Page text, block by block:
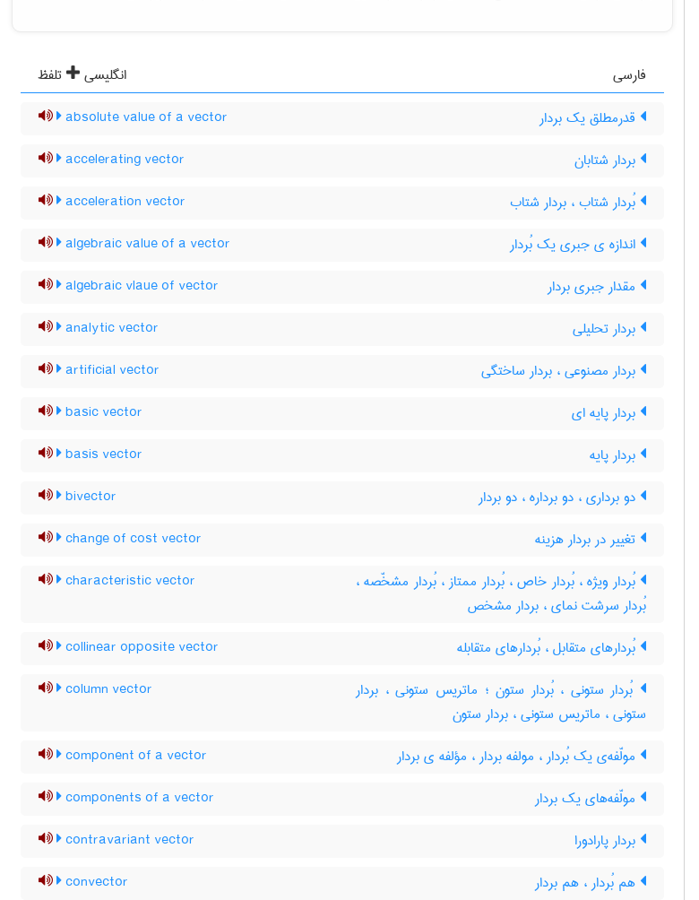
فارسی انگلیسی
تلفظ
قدرمطلق یک بردار
absolute value of a vector
بردار شتابان accelerating vector
بُردار شتاب ، بردار شتاب acceleration vector
اندازه ی جبری یک بُردار algebraic value of a vector
مقدار جبری بردار algebraic vlaue of vector
بردار تحلیلی analytic vector
بردار مصنوعی ، بردار ساختگی artificial vector
بردار پایه ای basic vector
بردار پایه basis vector
دو برداری ، دو برداره ، دو بردار bivector
تغییر در بردار هزینه change of cost vector
بُردار ویژه ، بُردار خاص ، بُردار ممتاز ، بُردار مشخّصه ،
بُردار سرشت نمای ، بردار مشخص
characteristic vector
بُردارهای متقابل ، بُردارهای متقابله collinear opposite vector
بُردار ستونی ، بُردار ستون ؛ ماتریس ستونی ، بردار
ستونی ، ماتریس ستونی ، بردار ستون
column vector
مولّفه‌ی یک بُردار ، مولفه بردار ، مؤلفه ی بردار component of a vector
مولّفه‌های یک بردار components of a vector
بردار پارادورا contravariant vector
هم بُردار ، هم بردار convector